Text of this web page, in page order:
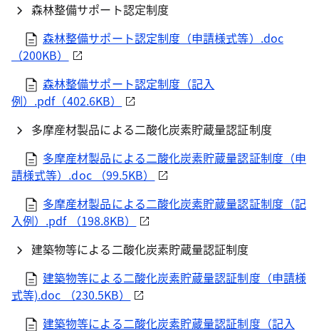
森林整備サポート認定制度
森林整備サポート認定制度（申請様式等）.doc
（200KB）
森林整備サポート認定制度（記入
例）.pdf（402.6KB）
多摩産材製品による二酸化炭素貯蔵量認証制度
多摩産材製品による二酸化炭素貯蔵量認証制度（申
請様式等）.doc （99.5KB）
多摩産材製品による二酸化炭素貯蔵量認証制度（記
入例）.pdf （198.8KB）
建築物等による二酸化炭素貯蔵量認証制度
建築物等による二酸化炭素貯蔵量認証制度（申請様
式等).doc （230.5KB）
建築物等による二酸化炭素貯蔵量認証制度（記入